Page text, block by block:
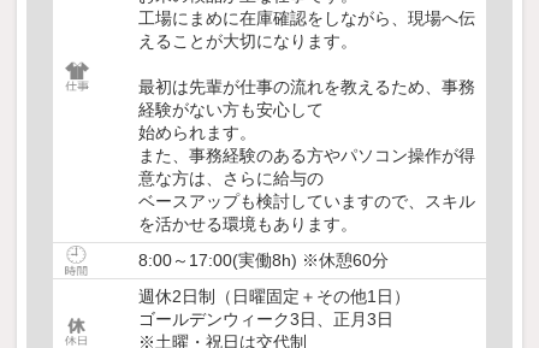
工場にまめに在庫確認をしながら、現場へ伝
えることが大切になります。
最初は先輩が仕事の流れを教えるため、事務
経験がない方も安心して
始められます。
また、事務経験のある方やパソコン操作が得
意な方は、さらに給与の
ベースアップも検討していますので、スキル
を活かせる環境もあります。
8:00～17:00(実働8h) ※休憩60分
週休2日制（日曜固定＋その他1日）
ゴールデンウィーク3日、正月3日
※土曜・祝日は交代制